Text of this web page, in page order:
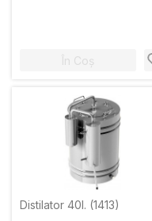
În Coș
Distilator 40l. (1413)